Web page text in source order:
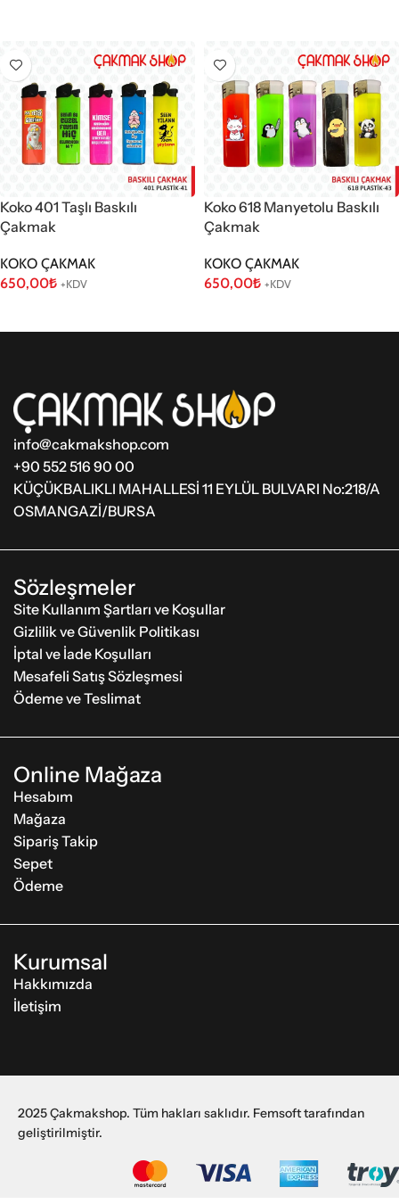
Koko 401 Taşlı Baskılı
Çakmak
KOKO ÇAKMAK
650,00₺ +KDV
Koko 618 Manyetolu Baskılı
Çakmak
KOKO ÇAKMAK
650,00₺ +KDV
info@cakmakshop.com
+90 552 516 90 00
KÜÇÜKBALIKLI MAHALLESİ 11 EYLÜL BULVARI No:218/A
OSMANGAZİ/BURSA
Sözleşmeler
Site Kullanım Şartları ve Koşullar
Gizlilik ve Güvenlik Politikası
İptal ve İade Koşulları
Mesafeli Satış Sözleşmesi
Ödeme ve Teslimat
Online Mağaza
Hesabım
Mağaza
Sipariş Takip
Sepet
Ödeme
Kurumsal
Hakkımızda
İletişim
2025 Çakmakshop. Tüm hakları saklıdır. Femsoft tarafından
geliştirilmiştir.